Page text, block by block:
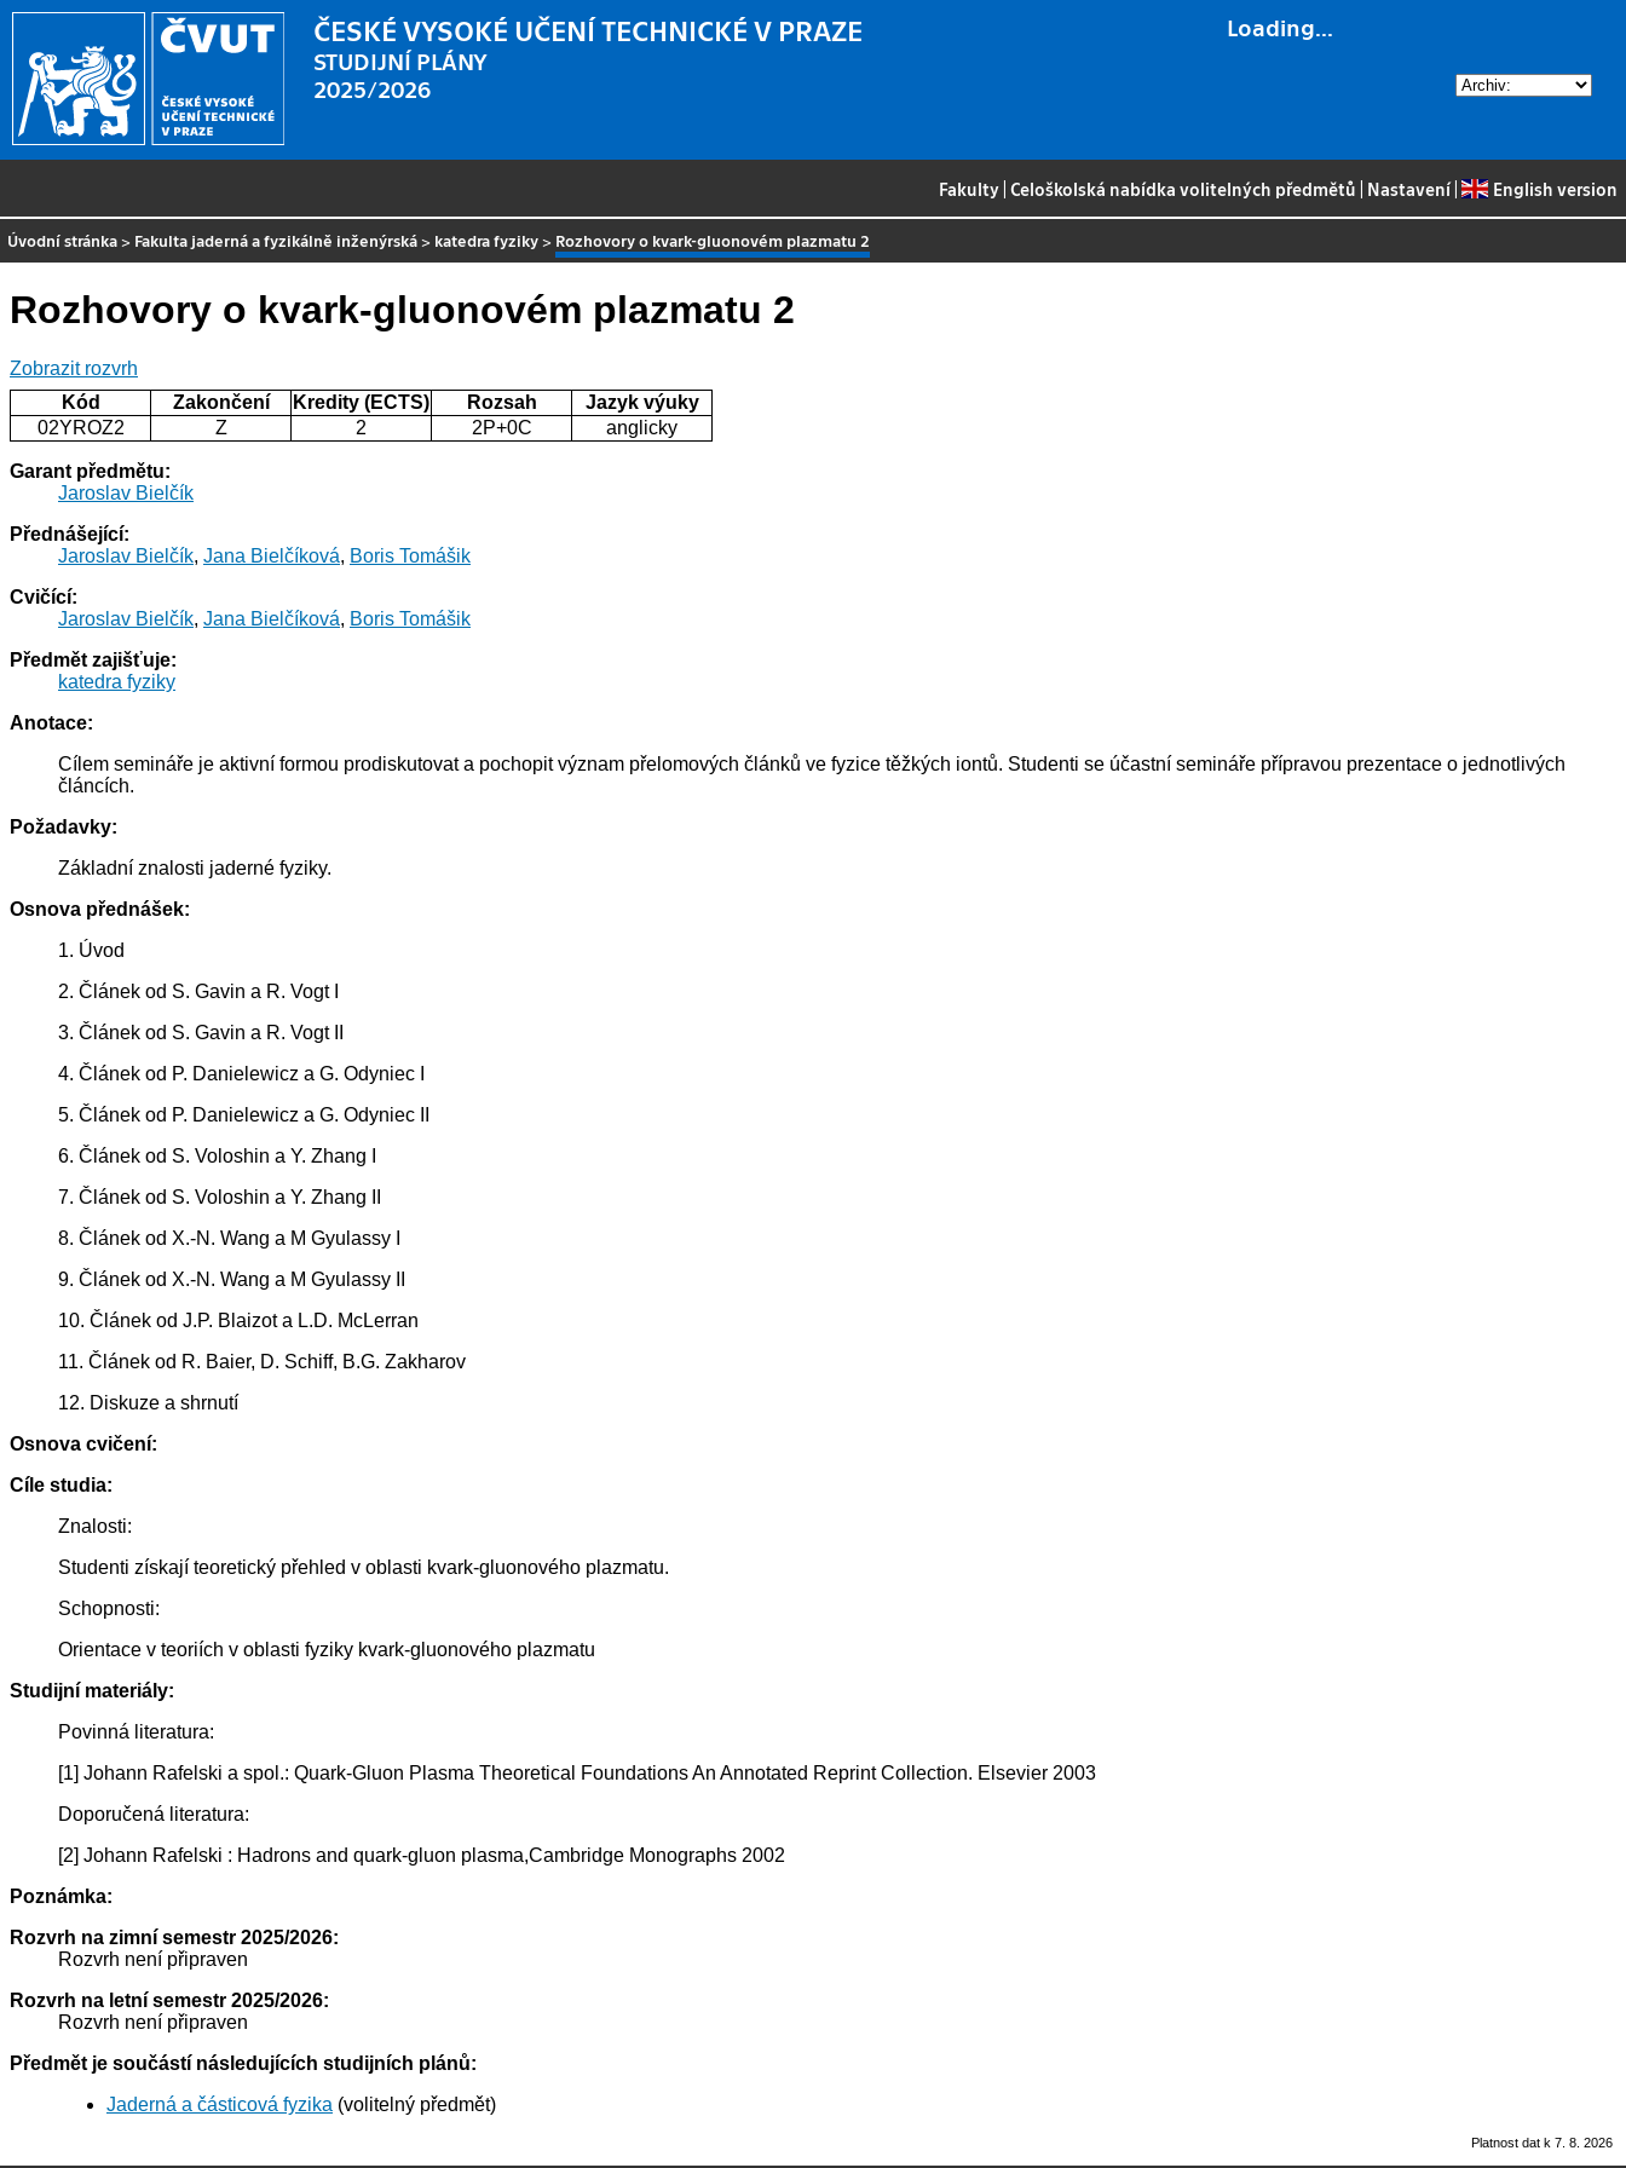
Loading...
ČESKÉ VYSOKÉ UČENÍ TECHNICKÉ V PRAZE
STUDIJNÍ PLÁNY
2025/2026
Fakulty |Celoškolská nabídka volitelných předmětů Nastavení| English version
Úvodní stránka > Fakulta jaderná a fyzikálně inženýrská > katedra fyziky > Rozhovory o kvark-gluonovém plazmatu 2
Rozhovory o kvark-gluonovém plazmatu 2
Zobrazit rozvrh
Kód
Zakončení Kredity (ECTS) Rozsah
Jazyk výuky
02YROZ2
Z 2 2P+0C anglicky
Garant předmětu:
Jaroslav Bielčík
Přednášející:
Jaroslav Bielčík, Jana Bielčíková, Boris Tomášik
Cvičící:
Jaroslav Bielčík, Jana Bielčíková, Boris Tomášik
Předmět zajišťuje:
katedra fyziky
Anotace:
Cílem semináře je aktivní formou prodiskutovat a pochopit význam přelomových článků ve fyzice těžkých iontů. Studenti se účastní semináře přípravou prezentace o jednotlivých
článcích.
Požadavky:
Základní znalosti jaderné fyziky.
Osnova přednášek:
1. Úvod
2. Článek od S. Gavin a R. Vogt I
3. Článek od S. Gavin a R. Vogt II
4. Článek od P. Danielewicz a G. Odyniec I
5. Článek od P. Danielewicz a G. Odyniec II
6. Článek od S. Voloshin a Y. Zhang I
7. Článek od S. Voloshin a Y. Zhang II
8. Článek od X.-N. Wang a M Gyulassy I
9. Článek od X.-N. Wang a M Gyulassy II
10. Článek od J.P. Blaizot a L.D. McLerran
11. Článek od R. Baier, D. Schiff, B.G. Zakharov
12. Diskuze a shrnutí
Osnova cvičení:
Cíle studia:
Znalosti:
Studenti získají teoretický přehled v oblasti kvark-gluonového plazmatu.
Schopnosti:
Orientace v teoriích v oblasti fyziky kvark-gluonového plazmatu
Studijní materiály:
Povinná literatura:
[1] Johann Rafelski a spol.: Quark-Gluon Plasma Theoretical Foundations An Annotated Reprint Collection. Elsevier 2003
Doporučená literatura:
[2] Johann Rafelski : Hadrons and quark-gluon plasma,Cambridge Monographs 2002
Poznámka:
Rozvrh na zimní semestr 2025/2026:
Rozvrh není připraven
Rozvrh na letní semestr 2025/2026:
Rozvrh není připraven
Předmět je součástí následujících studijních plánů:
Jaderná a částicová fyzika (volitelný předmět)
Platnost dat k 7. 8. 2026